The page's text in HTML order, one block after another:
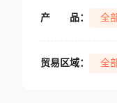
产 品： 全
贸易区域： 全